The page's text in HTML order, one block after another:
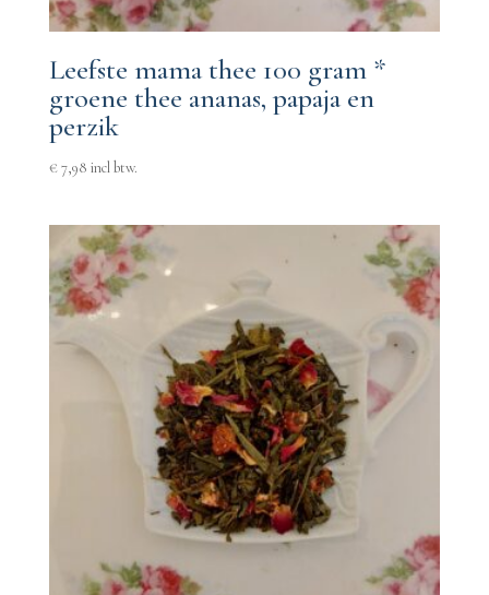
Leefste mama thee 100 gram *
groene thee ananas, papaja en
perzik
€7,98 incl btw.